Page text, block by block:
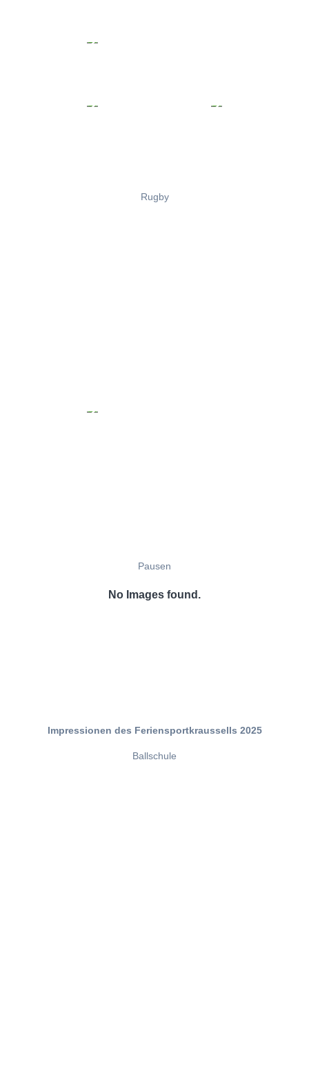
Rugby
Pausen
No Images found.
Impressionen des Feriensportkraussells 2025
Ballschule